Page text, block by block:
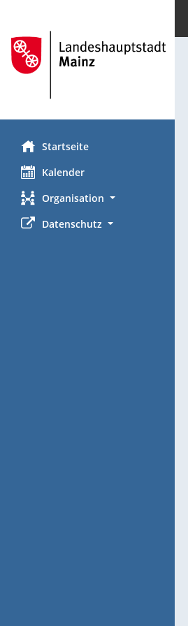
Startseite
Kalender
Organisation
Datenschutz